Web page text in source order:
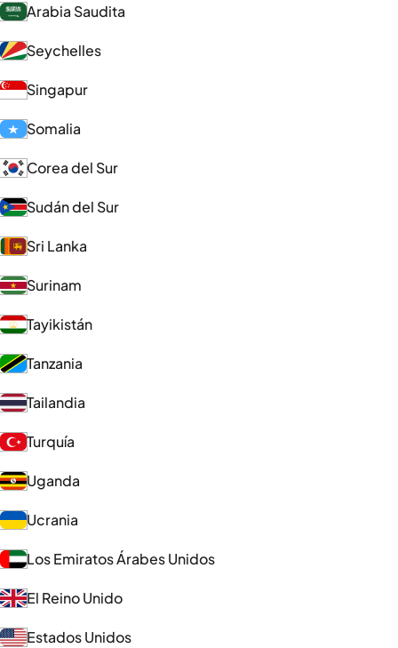
Arabia Saudita
Seychelles
Singapur
Somalia
Corea del Sur
Sudán del Sur
Sri Lanka
Surinam
Tayikistán
Tanzania
Tailandia
Turquía
Uganda
Ucrania
Los Emiratos Árabes Unidos
El Reino Unido
Estados Unidos